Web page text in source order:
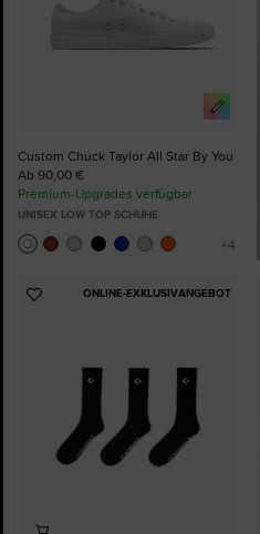
Custom Chuck Taylor All Star By You
Ab 90,00 €
Premium-Upgrades verfügbar
UNISEX LOW TOP SCHUHE
ONLINE-EXKLUSIVANGEBOT
Zu